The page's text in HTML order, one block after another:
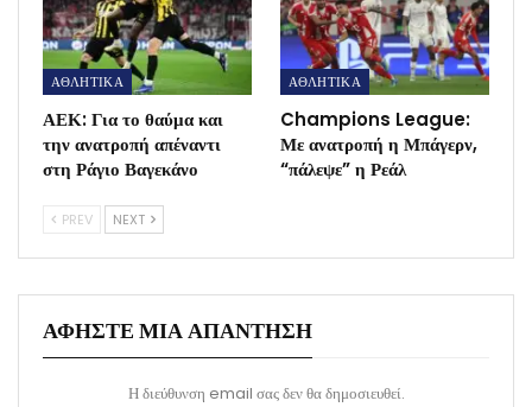
ΑΘΛΗΤΙΚΑ
ΑΕΚ: Για το θαύμα και
την ανατροπή απέναντι
στη Ράγιο Βαγεκάνο
ΑΘΛΗΤΙΚΑ
Champions League:
Με ανατροπή η Μπάγερν,
“πάλεψε” η Ρεάλ
PREV NEXT
ΑΦΉΣΤΕ ΜΙΑ ΑΠΆΝΤΗΣΗ
Η διεύθυνση email σας δεν θα δημοσιευθεί.